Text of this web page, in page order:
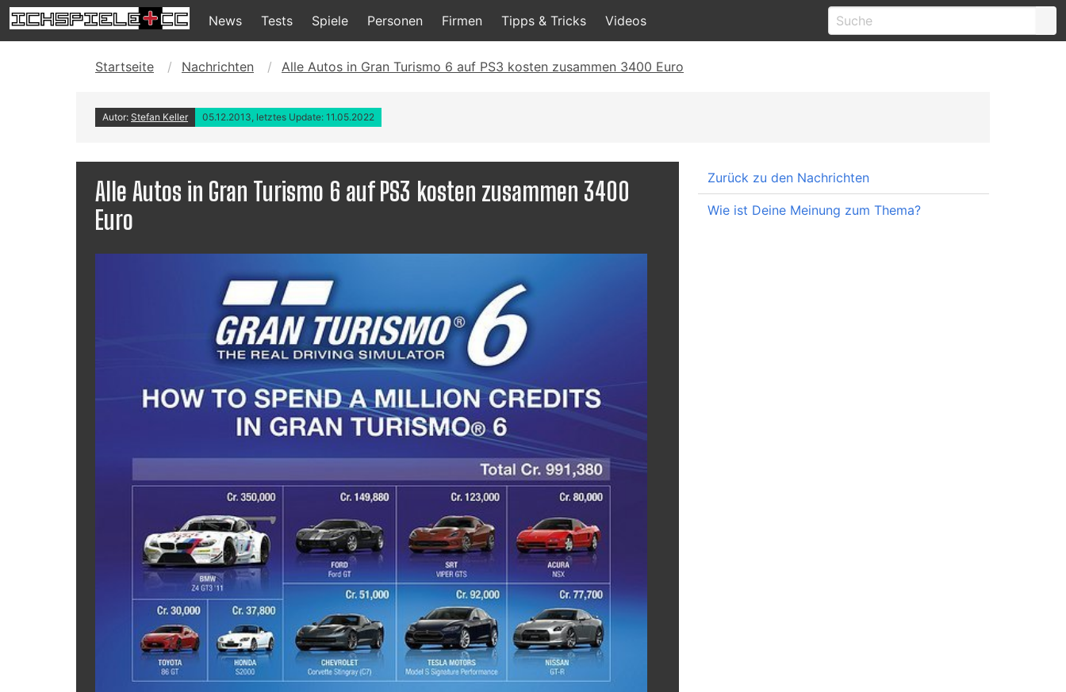
News Tests Spiele Personen Firmen Tipps & Tricks Videos
Startseite Nachrichten Alle Autos in Gran Turismo 6 auf PS3 kosten zusammen 3400 Euro
Autor: Stefan Keller 05.12.2013, letztes Update: 11.05.2022
Alle Autos in Gran Turismo 6 auf PS3 kosten zusammen 3400
Euro
Zurück zu den Nachrichten
Wie ist Deine Meinung zum Thema?